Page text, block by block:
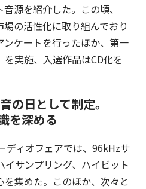
源を紹介した。この頃、
の活性化に取り組んでおり
ケートを行ったほか、第一
実施、入選作品はCD化を
の日として制定。
を深める
ディオフェアでは、96kHzサ
イサンプリング、ハイビット
集めた。このほか、次々と